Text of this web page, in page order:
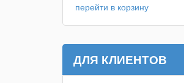
перейти в корзину
ДЛЯ КЛИЕНТОВ